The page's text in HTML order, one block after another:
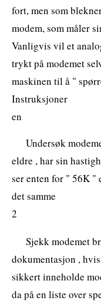
fort, men som
modem, som måler
Vanligvis vil et
trykt på modemet
maskinen til å "
Instruksjoner
en
Undersøk
eldre , har sin
ser enten for " 56K "
det samme
2
Sjekk modemet
dokumentasjon ,
sikkert inneholde
da på en liste over